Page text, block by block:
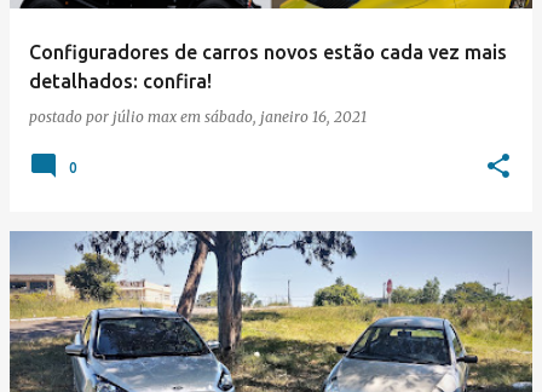
Configuradores de carros novos estão cada vez mais
detalhados: confira!
postado por júlio max em sábado, janeiro 16, 2021
0